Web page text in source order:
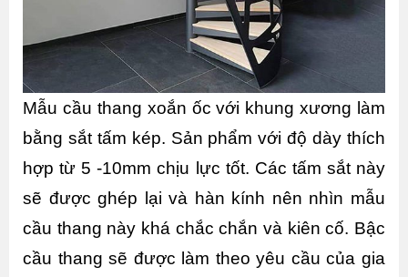
Mẫu cầu thang xoắn ốc với khung xương làm
bằng sắt tấm kép. Sản phẩm với độ dày thích
hợp từ 5 -10mm chịu lực tốt. Các tấm sắt này
sẽ được ghép lại và hàn kính nên nhìn mẫu
cầu thang này khá chắc chắn và kiên cố. Bậc
cầu thang sẽ được làm theo yêu cầu của gia